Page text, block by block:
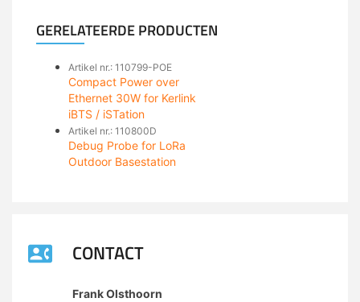
GERELATEERDE PRODUCTEN
Artikel nr.: 110799-POE
Compact Power over
Ethernet 30W for Kerlink
iBTS / iSTation
Artikel nr.: 110800D
Debug Probe for LoRa
Outdoor Basestation
CONTACT
Frank Olsthoorn